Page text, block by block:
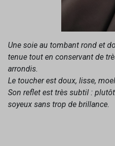
Une soie au tombant rond et
tenue tout en conservant de
arrondis.
Le toucher est doux, lisse,
Son reflet est très subtil :
soyeux sans trop de brillance.